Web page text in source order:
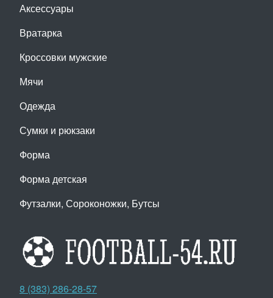
Аксессуары
Вратарка
Кроссовки мужские
Мячи
Одежда
Сумки и рюкзаки
Форма
Форма детская
Футзалки, Сороконожки, Бутсы
8 (383) 286-28-57